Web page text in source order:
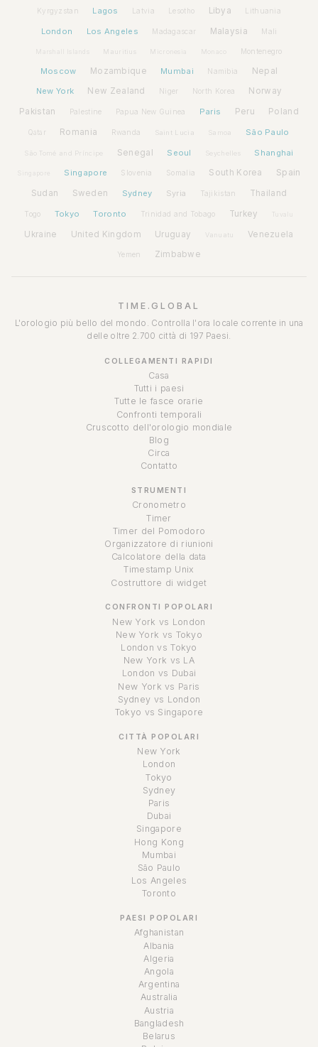
Kyrgyzstan Lagos Latvia Lesotho Libya Lithuania
London Los Angeles Madagascar Malaysia Mali
Mauritius Micronesia Monaco Montenegro
Moscow Mozambique Mumbai Namibia Nepal
New York New Zealand Niger North Korea Norway
Pakistan Palestine Papua New Guinea Paris Peru Poland
Qatar Romania Rwanda Saint Lucia Samoa São Paulo
São Tomé and Príncipe Senegal Seoul Seychelles Shanghai
Singapore Slovenia Somalia South Korea Spain
Sudan Sweden Sydney Syria Tajikistan Thailand
Togo Tokyo Toronto Trinidad and Tobago Turkey Tuvalu
Ukraine United Kingdom Uruguay Vanuatu Venezuela
Yemen Zimbabwe
TIME.GLOBAL
L'orologio più bello del mondo. Controlla l'ora locale corrente in una
delle oltre 2.700 città di 197 Paesi.
COLLEGAMENTI RAPIDI
Casa
Tutti i paesi
Tutte le fasce orarie
Confronti temporali
Cruscotto dell'orologio mondiale
Blog
Circa
Contatto
STRUMENTI
Cronometro
Timer
Timer del Pomodoro
Organizzatore di riunioni
Calcolatore della data
Timestamp Unix
Costruttore di widget
CONFRONTI POPOLARI
New York vs London
New York vs Tokyo
London vs Tokyo
New York vs LA
London vs Dubai
New York vs Paris
Sydney vs London
Tokyo vs Singapore
CITTÀ POPOLARI
New York
London
Tokyo
Sydney
Paris
Dubai
Singapore
Hong Kong
Mumbai
São Paulo
Los Angeles
Toronto
PAESI POPOLARI
Afghanistan
Albania
Algeria
Angola
Argentina
Australia
Austria
Bangladesh
Belarus